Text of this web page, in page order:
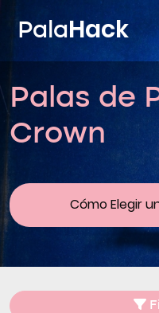
PalaHack
Palas de
Blog
Palas de
Crown
Cómo Elegir